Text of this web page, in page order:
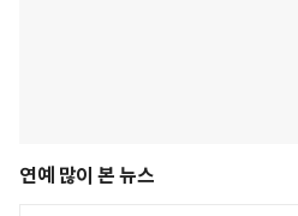
연예 많이 본 뉴스